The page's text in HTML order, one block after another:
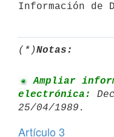
Información de
(*)Notas:
Ampliar
electrónica:
Artículo 3